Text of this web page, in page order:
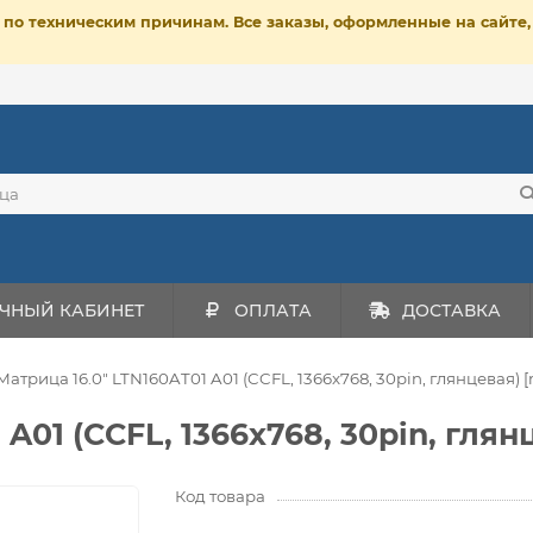
техническим причинам. Все заказы, оформленные на
КАБИНЕТ ОПЛАТА ДОСТАВКА
16.0" LTN160AT01 A01 (CCFL, 1366x768, 30pin, глянцевая)
(CCFL, 1366x768, 30pin,
Код товара